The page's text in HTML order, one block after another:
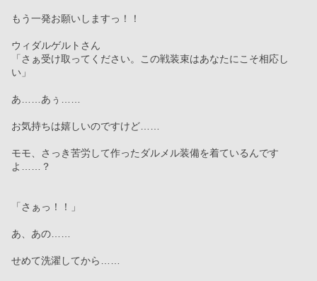
もう一発お願いしますっ！！
ウィダルゲルトさん
「さぁ受け取ってください。この戦装束はあなたにこそ相応し
い」
あ……あぅ……
お気持ちは嬉しいのですけど……
モモ、さっき苦労して作ったダルメル装備を着ているんです
よ……？
「さぁっ！！」
あ、あの……
せめて洗濯してから……